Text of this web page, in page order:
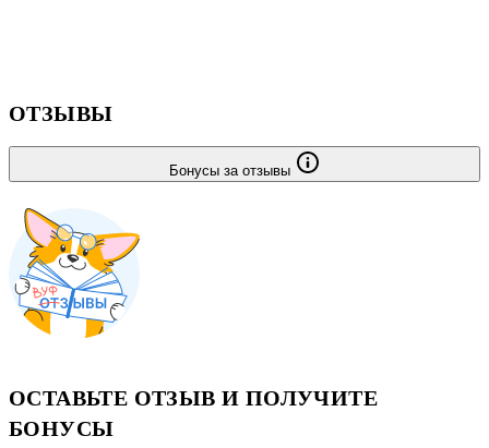
ОТЗЫВЫ
Бонусы за отзывы
ОСТАВЬТЕ ОТЗЫВ И ПОЛУЧИТЕ
БОНУСЫ